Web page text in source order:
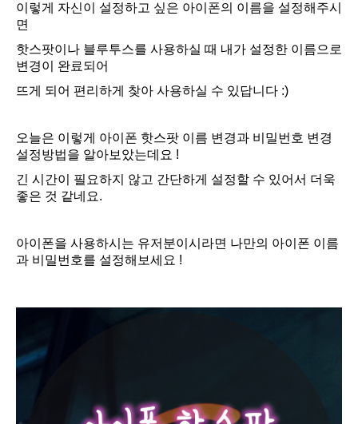
이렇게 자신이 설정하고 싶은 아이폰의 이름을 설정해주시
면
핫스팟이나 블루투스를 사용하실 때 내가 설정한 이름으로
변경이 완료되어
뜨게 되어 편리하게 찾아 사용하실 수 있답니다 :)
오늘은 이렇게 아이폰 핫스팟 이름 변경과 비밀번호 변경
설정방법을 알아보았는데요 !
긴 시간이 필요하지 않고 간단하게 설정할 수 있어서 더욱
좋은 것 같네요.
아이폰을 사용하시는 유저분이시라면 나만의 아이폰 이름
과 비밀번호를 설정해보세요 !